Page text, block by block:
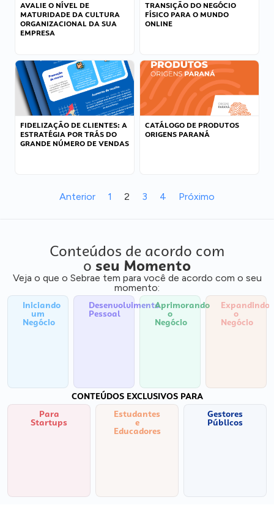
AVALIE O NÍVEL DE
MATURIDADE DA CULTURA
ORGANIZACIONAL DA SUA
EMPRESA
TRANSIÇÃO DO NEGÓCIO
FÍSICO PARA O MUNDO
ONLINE
FIDELIZAÇÃO DE CLIENTES: A
ESTRATÉGIA POR TRÁS DO
GRANDE NÚMERO DE VENDAS
CATÁLOGO DE PRODUTOS
ORIGENS PARANÁ
Anterior 1 2 3 4 Próximo
Conteúdos de acordo com
o seu Momento
Veja o que o Sebrae tem para você de acordo com o seu
momento:
Iniciando
um
Negócio
Desenvolvimento
Pessoal
Aprimorando
o
Negócio
Expandindo
o
Negócio
CONTEÚDOS EXCLUSIVOS PARA
Para
Startups
Estudantes
e
Educadores
Gestores
Públicos